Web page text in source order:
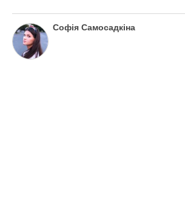
Софія Самосадкіна